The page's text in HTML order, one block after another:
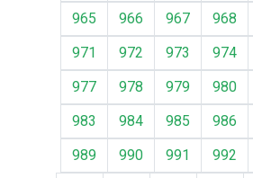
965
966 967 968
971
972 973 974
977
978 979 980
983
984 985 986
989
990 991 992